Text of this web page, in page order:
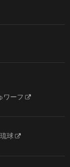
ワーフ
球